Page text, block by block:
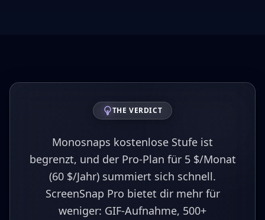
THE VERDICT
Monosnaps kostenlose Stufe ist
begrenzt, und der Pro-Plan für 5 $/Monat
(60 $/Jahr) summiert sich schnell.
ScreenSnap Pro bietet dir mehr für
weniger: GIF-Aufnahme, 500+